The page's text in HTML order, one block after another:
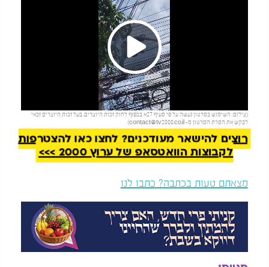
Play
Video
(צילום: השימוש בסרטון נעשה על פי סעיף 27א בכפוף לחוק זכות היוצרים. בעל זכות היוצרים זכאי
לבקש את הסרת הסרטון מ- contact@tv2000.co.il
)
להמשך קריאה
רוצים להישאר מעודכנים? לחצו כאן להצטרפות
לקבוצות הוואטסאפ של ערוץ 2000 >>>
מצאתם טעות בכתבה? כתבו לנו